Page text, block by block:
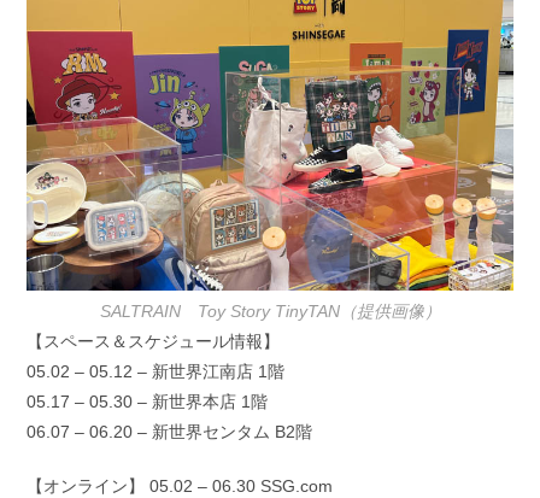
SALTRAIN Toy Story TinyTAN（提供画像）
【スペース＆スケジュール情報】
05.02 – 05.12 – 新世界江南店 1階
05.17 – 05.30 – 新世界本店 1階
06.07 – 06.20 – 新世界センタム B2階
【オンライン】 05.02 – 06.30 SSG.com